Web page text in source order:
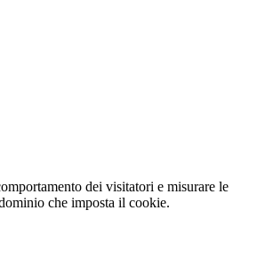
dei visitatori e misurare le
che imposta il cookie.